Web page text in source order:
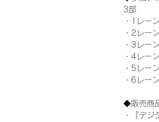
3部
・1レー
・2レー
・3レー
・4レー
・5レー
・6レー
◆販売商
・『デ